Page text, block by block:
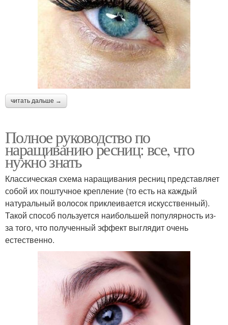
читать дальше →
Полное руководство по
наращиванию ресниц: все, что
нужно знать
Классическая схема наращивания ресниц представляет
собой их поштучное крепление (то есть на каждый
натуральный волосок приклеивается искусственный).
Такой способ пользуется наибольшей популярность из-
за того, что полученный эффект выглядит очень
естественно.